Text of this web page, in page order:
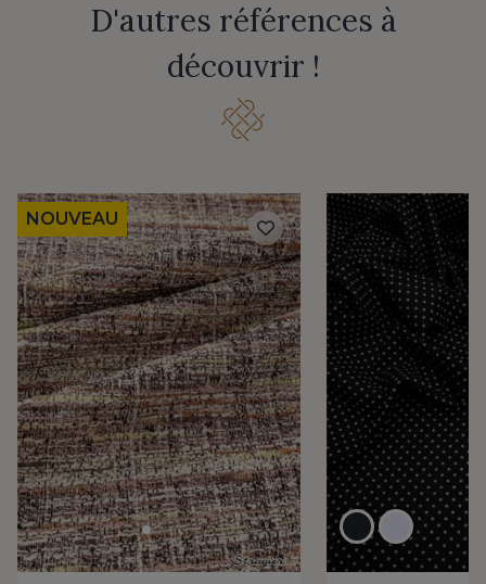
D'autres références à
découvrir !
NOUVEAU